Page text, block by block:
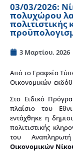
03/03/2026:
πολυχώρου
3 Μαρτίου, 2026
Από το Γραφείο
Οικονομικών
Στο Ειδικό
πλαίσιο του
εντάχθηκε η
πολιτιστικής
του
Οικονομικών